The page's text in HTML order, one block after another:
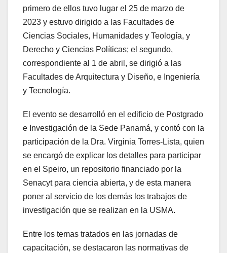
primero de ellos tuvo lugar el 25 de marzo de
2023 y estuvo dirigido a las Facultades de
Ciencias Sociales, Humanidades y Teología, y
Derecho y Ciencias Políticas; el segundo,
correspondiente al 1 de abril, se dirigió a las
Facultades de Arquitectura y Diseño, e Ingeniería
y Tecnología.
El evento se desarrolló en el edificio de Postgrado
e Investigación de la Sede Panamá, y contó con la
participación de la Dra. Virginia Torres-Lista, quien
se encargó de explicar los detalles para participar
en el Speiro, un repositorio financiado por la
Senacyt para ciencia abierta, y de esta manera
poner al servicio de los demás los trabajos de
investigación que se realizan en la USMA.
Entre los temas tratados en las jornadas de
capacitación, se destacaron las normativas de